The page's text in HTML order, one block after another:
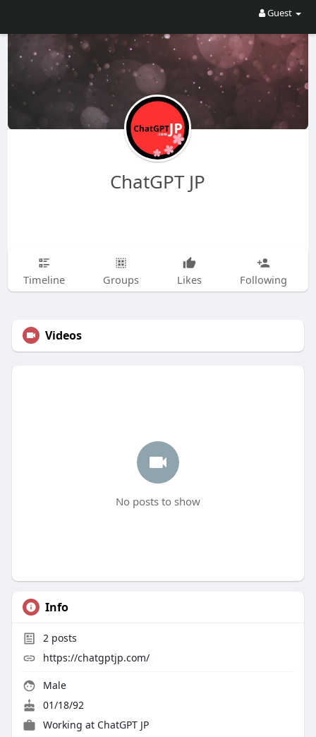
Guest
ChatGPT JP
Timeline Groups Likes Following
Videos
No posts to show
Info
2posts
https://chatgptjp.com/
Male
01/18/92
Working at ChatGPT JP